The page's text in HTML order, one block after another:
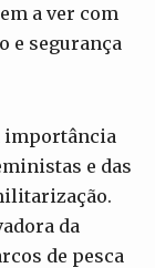
a ver com
e segurança
importância
e das
da
de pesca